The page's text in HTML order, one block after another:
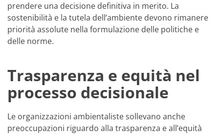
prendere una decisione definitiva in merito. La
sostenibilità e la tutela dell’ambiente devono rimanere
priorità assolute nella formulazione delle politiche e
delle norme.
Trasparenza e equità nel
processo decisionale
Le organizzazioni ambientaliste sollevano anche
preoccupazioni riguardo alla trasparenza e all’equità